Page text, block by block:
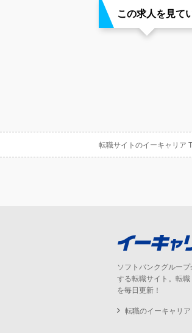
この求人を見て
転職サイトのイーキャリア
ソフトバンクグルー
する転職サイト。転職
を毎日更新！
転職のイーキャリ